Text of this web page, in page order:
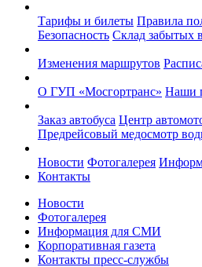
Тарифы и билеты Правила
Безопасность Склад забытых
Изменения маршрутов
О ГУП «Мосгортранс» Наши
Заказ автобуса Центр
Предрейсовый медосмотр
Новости Фотогалерея
Контакты
Новости
Фотогалерея
Информация для СМИ
Корпоративная газета
Контакты пресс-службы